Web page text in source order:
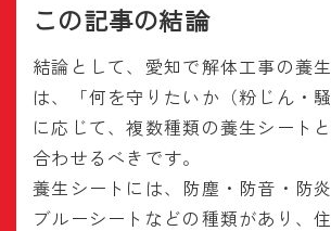
この記事の結論
結論として、愛知で解体工事の養
は、「何を守りたいか（粉じん・
に応じて、複数種類の養生シート
合わせるべきです。
養生シートには、防塵・防音・防
ブルーシートなどの種類があり、